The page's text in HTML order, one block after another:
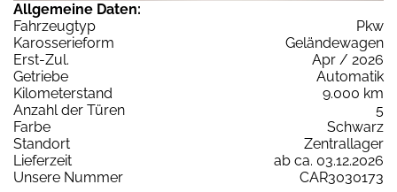
Allgemeine Daten:
Fahrzeugtyp
Pkw
Karosserieform
Geländewagen
Erst-Zul.
Apr / 2026
Getriebe
Automatik
Kilometerstand
9.000 km
Anzahl der Türen
5
Farbe
Schwarz
Standort
Zentrallager
Lieferzeit
ab ca. 03.12.2026
Unsere Nummer
CAR3030173